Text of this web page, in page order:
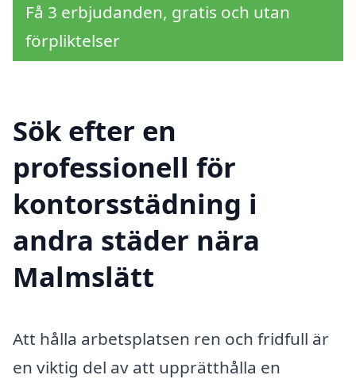
Få 3 erbjudanden, gratis och utan
förpliktelser
Sök efter en
professionell för
kontorsstädning i
andra städer nära
Malmslätt
Att hålla arbetsplatsen ren och fridfull är
en viktig del av att upprätthålla en